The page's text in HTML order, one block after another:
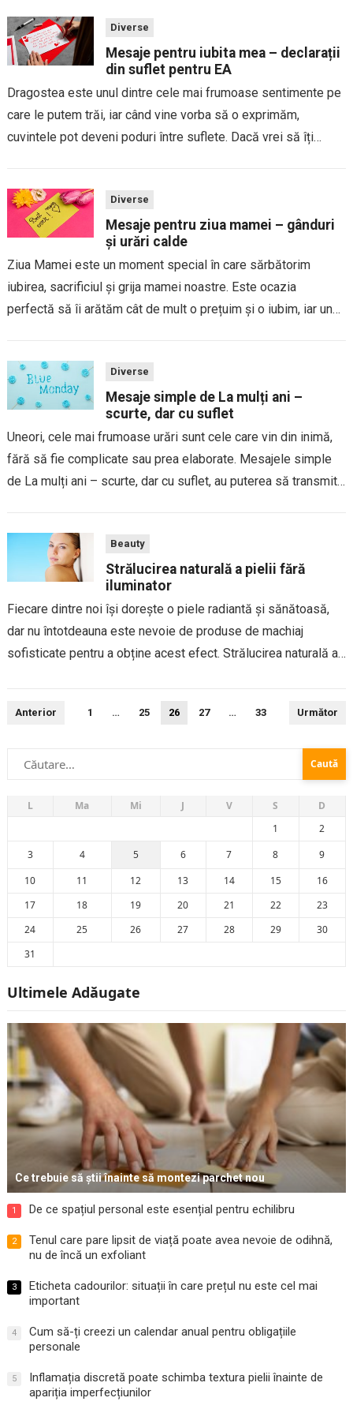
Diverse
Mesaje pentru iubita mea – declarații
din suflet pentru EA
Dragostea este unul dintre cele mai frumoase sentimente pe
care le putem trăi, iar când vine vorba să o exprimăm,
cuvintele pot deveni poduri între suflete. Dacă vrei să îți
Diverse
Mesaje pentru ziua mamei – gânduri
și urări calde
Ziua Mamei este un moment special în care sărbătorim
iubirea, sacrificiul și grija mamei noastre. Este ocazia
perfectă să îi arătăm cât de mult o prețuim și o iubim, iar un
Diverse
Mesaje simple de La mulți ani –
scurte, dar cu suflet
Uneori, cele mai frumoase urări sunt cele care vin din inimă,
fără să fie complicate sau prea elaborate. Mesajele simple
de La mulți ani – scurte, dar cu suflet, au puterea să transmită
Beauty
Strălucirea naturală a pielii fără
iluminator
Fiecare dintre noi își dorește o piele radiantă și sănătoasă,
dar nu întotdeauna este nevoie de produse de machiaj
sofisticate pentru a obține acest efect. Strălucirea naturală a
Paginație
Anterior 1 … 25 26 27 … 33 Următor
Caută
după:
L Ma Mi J V S
D
1
2
3
4 5 6 7 8
9
10
11 12 13 14 15
16
17
18 19 20 21 22
23
24
25 26 27 28 29
30
31
Ultimele Adăugate
Ce trebuie să știi înainte să montezi parchet nou
1 De ce spațiul personal este esențial pentru echilibru
2
Tenul care pare lipsit de viață poate avea nevoie de odihnă,
nu de încă un exfoliant
3
Eticheta cadourilor: situații în care prețul nu este cel mai
important
4
Cum să-ți creezi un calendar anual pentru obligațiile
personale
5
Inflamația discretă poate schimba textura pielii înainte de
apariția imperfecțiunilor